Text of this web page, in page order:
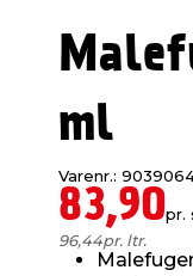
ml
Varenr.:
83,90pr.
96,44pr. ltr.